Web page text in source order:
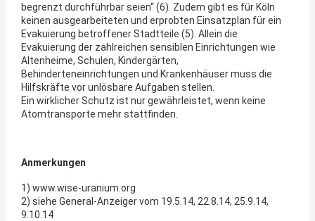
begrenzt durchführbar seien“ (6). Zudem gibt es für Köln
keinen ausgearbeiteten und erprobten Einsatzplan für ein
Evakuierung betroffener Stadtteile (5). Allein die
Evakuierung der zahlreichen sensiblen Einrichtungen wie
Altenheime, Schulen, Kindergärten,
Behinderteneinrichtungen und Krankenhäuser muss die
Hilfskräfte vor unlösbare Aufgaben stellen.
Ein wirklicher Schutz ist nur gewährleistet, wenn keine
Atomtransporte mehr stattfinden.
Anmerkungen
1) www.wise-uranium.org
2) siehe General-Anzeiger vom 19.5.14, 22.8.14, 25.9.14,
9.10.14